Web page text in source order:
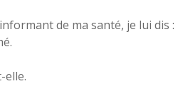
de ma santé, je lui dis :
elle.